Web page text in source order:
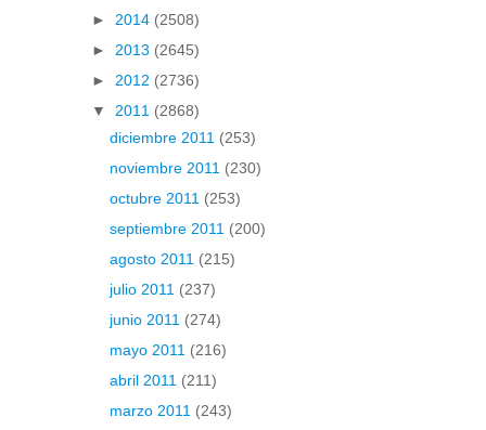
► 2014 (2508)
► 2013 (2645)
► 2012 (2736)
▼ 2011 (2868)
diciembre 2011 (253)
noviembre 2011 (230)
octubre 2011 (253)
septiembre 2011 (200)
agosto 2011 (215)
julio 2011 (237)
junio 2011 (274)
mayo 2011 (216)
abril 2011 (211)
marzo 2011 (243)